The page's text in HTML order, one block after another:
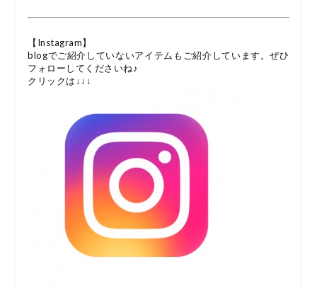
【Instagram】
blogでご紹介していないアイテムもご紹介しています。ぜひ
フォローしてくださいね♪
クリックは↓↓↓